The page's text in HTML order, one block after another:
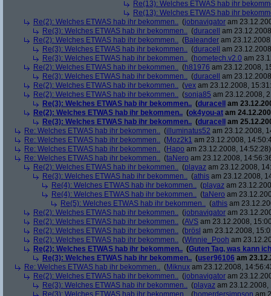
Re(13): Welches ETWAS hab ihr
Re(13): Welches ETWAS hab ihr
Re(2): Welches ETWAS hab ihr bekommen.. (jobnavigator am
Re(3): Welches ETWAS hab ihr bekommen.. (duracell
am
Re(2): Welches ETWAS hab ihr bekommen.. (Baleander am
Re(3): Welches ETWAS hab ihr bekommen.. (duracell
am
Re(3): Welches ETWAS hab ihr bekommen.. (hometech.v2.0 am
Re(2): Welches ETWAS hab ihr bekommen.. (h81976 am 23.12.2008,
Re(3): Welches ETWAS hab ihr bekommen.. (duracell
am
Re(2): Welches ETWAS hab ihr bekommen.. (vex am 23.12.2008,
Re(2): Welches ETWAS hab ihr bekommen.. (sonja85 am 23.12.2008,
Re(3): Welches ETWAS hab ihr bekommen.. (duracell
am
Re(2): Welches ETWAS hab ihr bekommen.. (ok4you-at am
Re(3): Welches ETWAS hab ihr bekommen.. (duracell
am
Re: Welches ETWAS hab ihr bekommen.. (illuminatus52 am 23.12.2008,
Re: Welches ETWAS hab ihr bekommen.. (Moz2k1 am 23.12.2008,
Re: Welches ETWAS hab ihr bekommen.. (Hapo am 23.12.2008, 14:52:28)
Re: Welches ETWAS hab ihr bekommen.. (taNero am 23.12.2008,
Re(2): Welches ETWAS hab ihr bekommen.. (playaz am 23.12.2008,
Re(3): Welches ETWAS hab ihr bekommen.. (athis am 23.12.2008,
Re(4): Welches ETWAS hab ihr bekommen.. (playaz am
Re(4): Welches ETWAS hab ihr bekommen.. (taNero am
Re(5): Welches ETWAS hab ihr bekommen.. (athis am
Re(2): Welches ETWAS hab ihr bekommen.. (jobnavigator am
Re(2): Welches ETWAS hab ihr bekommen.. (AVS am 23.12.2008,
Re(2): Welches ETWAS hab ihr bekommen.. (brösl am 23.12.2008,
Re(2): Welches ETWAS hab ihr bekommen.. (Winnie_Pooh am
Re(2): Welches ETWAS hab ihr bekommen.. (Guten Tag, was kann
Re(3): Welches ETWAS hab ihr bekommen.. (user96106 am
Re: Welches ETWAS hab ihr bekommen.. (Miknux am 23.12.2008,
Re(2): Welches ETWAS hab ihr bekommen.. (jobnavigator am
Re(3): Welches ETWAS hab ihr bekommen.. (playaz am 23.12.2008,
Re(3): Welches ETWAS hab ihr bekommen..
(homerdersimpson am